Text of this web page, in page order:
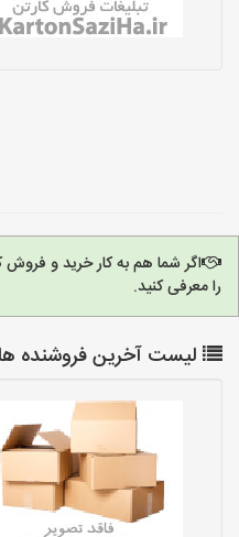
اگر شما هم به کار خرید و
را معرفی کنید.
لیست آخرین فروشنده